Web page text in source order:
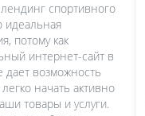
спортивного
идеальная
потому как
интернет-сайт в
дает возможность
начать активно
товары и услуги.